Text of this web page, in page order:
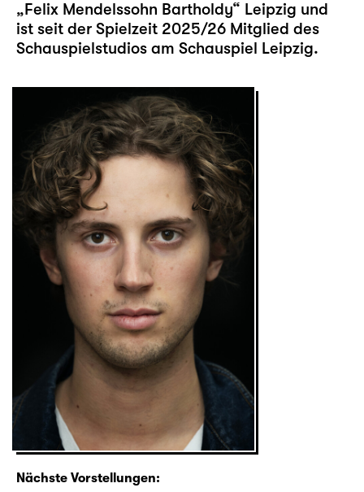
„Felix Mendelssohn Bartholdy“ Leipzig und
ist seit der Spielzeit 2025/26 Mitglied des
Schauspielstudios am Schauspiel Leipzig.
Nächste Vorstellungen: